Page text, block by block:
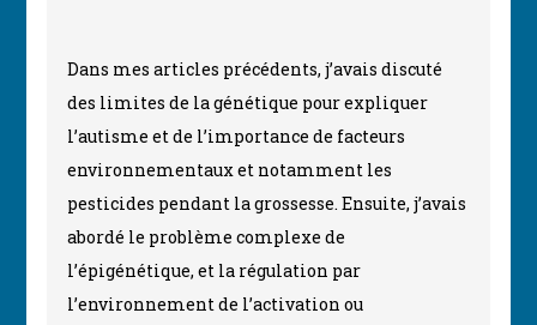
Dans mes articles précédents, j’avais discuté
des limites de la génétique pour expliquer
l’autisme et de l’importance de facteurs
environnementaux et notamment les
pesticides pendant la grossesse. Ensuite, j’avais
abordé le problème complexe de
l’épigénétique, et la régulation par
l’environnement de l’activation ou